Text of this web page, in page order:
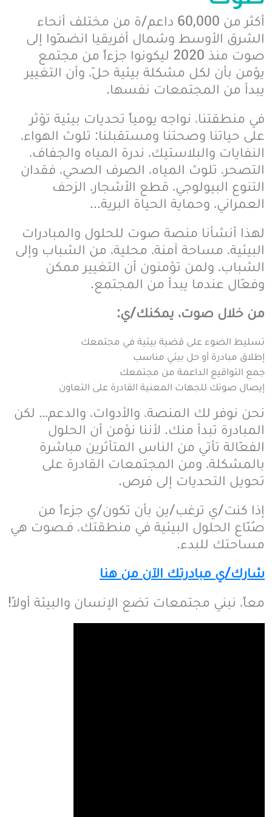
أكثر من 60,000 داعم/ة من مختلف أنحاء
الشرق الأوسط وشمال أفريقيا انضمّوا إلى
صوت منذ 2020 ليكونوا جزءاً من مجتمع
يؤمن بأن لكل مشكلة بيئية حلّ، وأن التغيير
يبدأ من المجتمعات نفسها.
في منطقتنا، نواجه يومياً تحديات بيئية تؤثر
على حياتنا وصحتنا ومستقبلنا: تلوث الهواء،
النفايات والبلاستيك، ندرة المياه والجفاف،
التصحر، تلوث المياه، الصرف الصحي، فقدان
التنوع البيولوجي، قطع الأشجار، الزحف
العمراني، وحماية الحياة البرية...
لهذا أنشأنا منصة صوت للحلول والمبادرات
البيئية، مساحة آمنة، محلية، من الشباب وإلى
الشباب، ولمن تؤمنون أن التغيير ممكن
وفعّال عندما يبدأ من المجتمع.
من خلال صوت، يمكنك/ي:
تسليط الضوء على قضية بيئية في مجتمعك
إطلاق مبادرة أو حل بيئي مناسب
جمع التواقيع الداعمة من مجتمعك
إيصال صوتك للجهات المعنية القادرة على التعاون
نحن نوفر لك المنصة، والأدوات، والدعم… لكن
المبادرة تبدأ منك. لأننا نؤمن أن الحلول
الفعّالة تأتي من الناس المتأثرين مباشرة
بالمشكلة، ومن المجتمعات القادرة على
تحويل التحديات إلى فرص.
إذا كنت/ي ترغب/ين بأن تكون/ي جزءاً من
صُنّاع الحلول البيئية في منطقتك، فـصوت هي
مساحتك للبدء.
شارك/ي مبادرتك الآن من هنا
معاً، نبني مجتمعات تضع الإنسان والبيئة أولاً!